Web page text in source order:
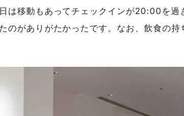
は移動もあってチェックインが20:00を過
のがありがたかったです。なお、飲食の